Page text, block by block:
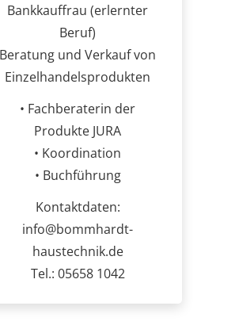
Bankkauffrau (erlernter
Beruf)
Beratung und Verkauf von
Einzelhandelsprodukten
• Fachberaterin der
Produkte JURA
• Koordination
• Buchführung
Kontaktdaten:
info@bommhardt-
haustechnik.de
Tel.: 05658 1042